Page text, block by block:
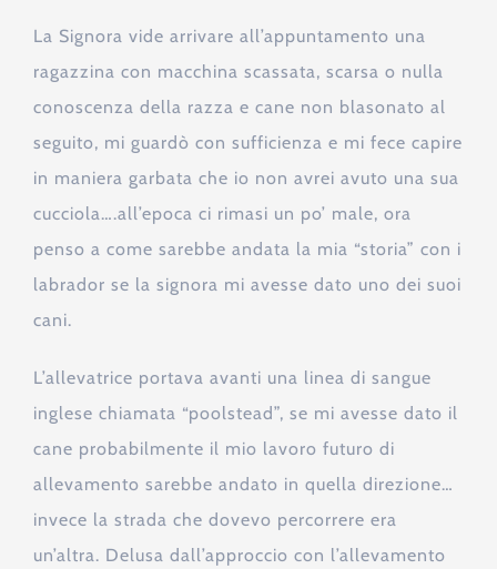
La Signora vide arrivare all’appuntamento una
ragazzina con macchina scassata, scarsa o nulla
conoscenza della razza e cane non blasonato al
seguito, mi guardò con sufficienza e mi fece capire
in maniera garbata che io non avrei avuto una sua
cucciola….all’epoca ci rimasi un po’ male, ora
penso a come sarebbe andata la mia “storia” con i
labrador se la signora mi avesse dato uno dei suoi
cani.
L’allevatrice portava avanti una linea di sangue
inglese chiamata “poolstead”, se mi avesse dato il
cane probabilmente il mio lavoro futuro di
allevamento sarebbe andato in quella direzione…
invece la strada che dovevo percorrere era
un’altra. Delusa dall’approccio con l’allevamento